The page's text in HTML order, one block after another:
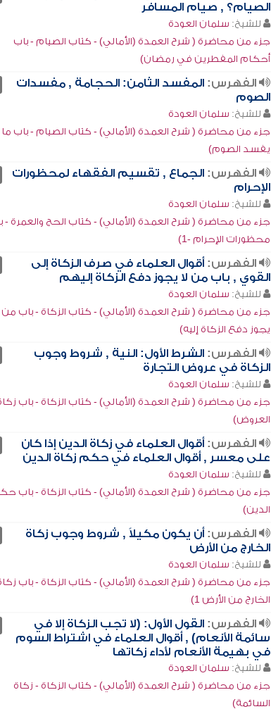
الصيام؟ , صيام المسافر
للشيخ: سلمان العودة
جزء من محاضرة ( شرح العمدة (الأمالي) - كتاب الصيام - باب
أحكام المفطرين في رمضان)
الفهرس: المفسد الثامن: الحجامة , مفسدات
الصوم
للشيخ: سلمان العودة
جزء من محاضرة ( شرح العمدة (الأمالي) - كتاب الصيام - باب ما
يفسد الصوم)
الفهرس: الجماع , تقسيم الفقهاء لمحظورات
الإحرام
للشيخ: سلمان العودة
جزء من محاضرة ( شرح العمدة (الأمالي) - كتاب الحج والعمرة -
محظورات الإحرام -1)
الفهرس: أقوال العلماء في صرف الزكاة إلى
القوي , باب من لا يجوز دفع الزكاة إليهم
للشيخ: سلمان العودة
جزء من محاضرة ( شرح العمدة (الأمالي) - كتاب الزكاة - باب من
يجوز دفع الزكاة إليه)
الفهرس: الشرط الأول: النية , شروط وجوب
الزكاة في عروض التجارة
للشيخ: سلمان العودة
جزء من محاضرة ( شرح العمدة (الأمالي) - كتاب الزكاة - باب
العروض)
الفهرس: أقوال العلماء في زكاة الدين إذا كان
على معسر , أقوال العلماء في حكم زكاة الدين
للشيخ: سلمان العودة
جزء من محاضرة ( شرح العمدة (الأمالي) - كتاب الزكاة - باب
الدين)
الفهرس: أن يكون مكيلاً , شروط وجوب زكاة
الخارج من الأرض
للشيخ: سلمان العودة
جزء من محاضرة ( شرح العمدة (الأمالي) - كتاب الزكاة - باب
الخارج من الأرض 1)
الفهرس: القول الأول: (لا تجب الزكاة إلا في
سائمة الأنعام) , أقوال العلماء في اشتراط السوم
في بهيمة الأنعام لأداء زكاتها
للشيخ: سلمان العودة
جزء من محاضرة ( شرح العمدة (الأمالي) - كتاب الزكاة - زكاة
السائمة)